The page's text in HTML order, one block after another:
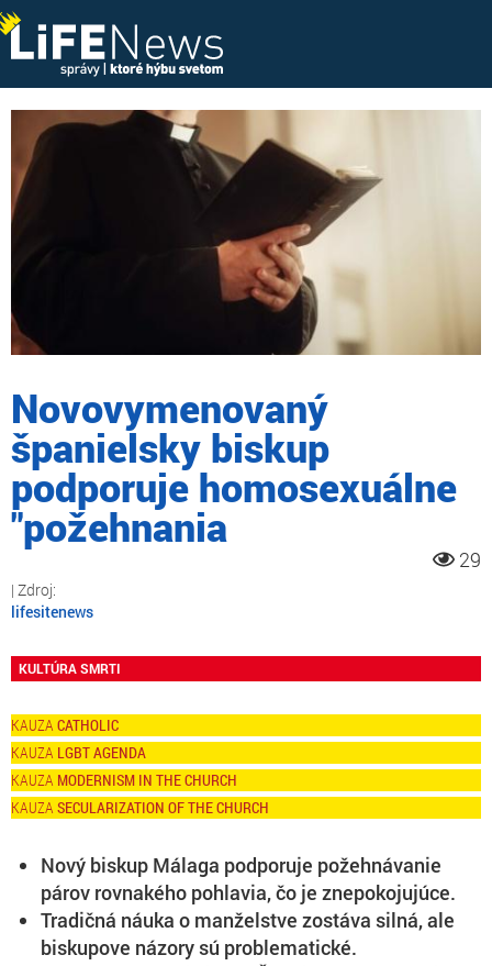
Novovymenovaný
španielsky biskup
podporuje homosexuálne
"požehnania
29
lifesitenews
KULTÚRA SMRTI
CATHOLIC
LGBT AGENDA
MODERNISM IN THE CHURCH
SECULARIZATION OF THE CHURCH
Nový biskup Málaga podporuje požehnávanie
párov rovnakého pohlavia, čo je znepokojujúce.
Tradičná náuka o manželstve zostáva silná, ale
biskupove názory sú problematické.